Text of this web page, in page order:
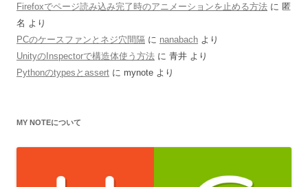
Firefoxでページ読み込み完了時のアニメーションを止める方法 に 匿
名 より
PCのケースファンとネジ穴間隔 に nanabach より
UnityのInspectorで構造体使う方法 に 青井 より
Pythonのtypesとassert に mynote より
MY NOTEについて